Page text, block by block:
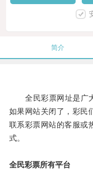
简介
全民彩票网址是广大
如果网站关闭了，彩民
联系彩票网站的客服或
式。
全民彩票所有平台